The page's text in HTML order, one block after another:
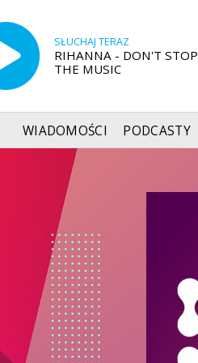
SŁUCHAJ TERAZ
RIHANNA - DON'T STOP
THE MUSIC
WIADOMOŚCI PODCASTY